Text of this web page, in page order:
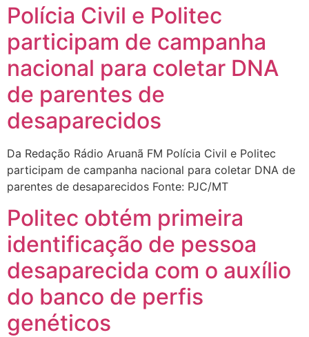
Polícia Civil e Politec
participam de campanha
nacional para coletar DNA
de parentes de
desaparecidos
Da Redação Rádio Aruanã FM Polícia Civil e Politec
participam de campanha nacional para coletar DNA de
parentes de desaparecidos Fonte: PJC/MT
Politec obtém primeira
identificação de pessoa
desaparecida com o auxílio
do banco de perfis
genéticos